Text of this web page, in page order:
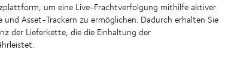
um eine Live-Frachtverfolgung mithilfe aktiver
und Asset-Trackern zu ermöglichen. Dadurch erhalten Sie
der Lieferkette, die die Einhaltung der